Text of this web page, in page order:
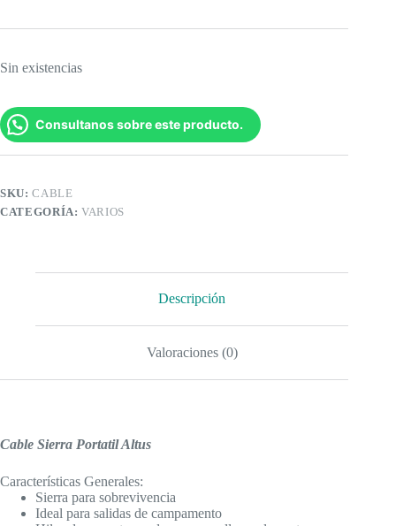
Sin existencias
Consultanos sobre este producto.
SKU:CABLE
CATEGORÍA:VARIOS
Descripción
Valoraciones (0)
Cable Sierra Portatil Altus
Características Generales:
Sierra para sobrevivencia
Ideal para salidas de campamento